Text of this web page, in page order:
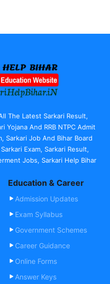
The Latest Sarkari Result,
Yojana And RRB NTPC Admit
Sarkari Job And Bihar Board
Exam, Sarkari Result,
Jobs, Sarkari Help Bihar
Education & Career
Admission Updates
Exam Syllabus
Government Schemes
Career Guidance
Online Forms
Answer Keys